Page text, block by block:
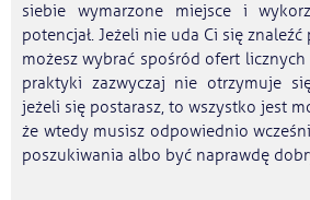
siebie wymarzone miejsce i
potencjał. Jeżeli nie uda Ci się
możesz wybrać spośród ofert
praktyki zazwyczaj nie otrzymuje
jeżeli się postarasz, to wszystko jest
że wtedy musisz odpowiednio
poszukiwania albo być naprawdę